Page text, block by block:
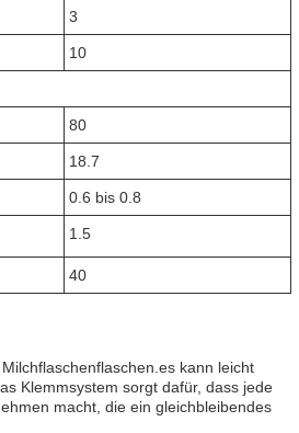
3
10
80
18.7
0.6 bis 0.8
1.5
40
kann leicht
Klemmsystem sorgt dafür, dass jede
macht, die ein gleichbleibendes